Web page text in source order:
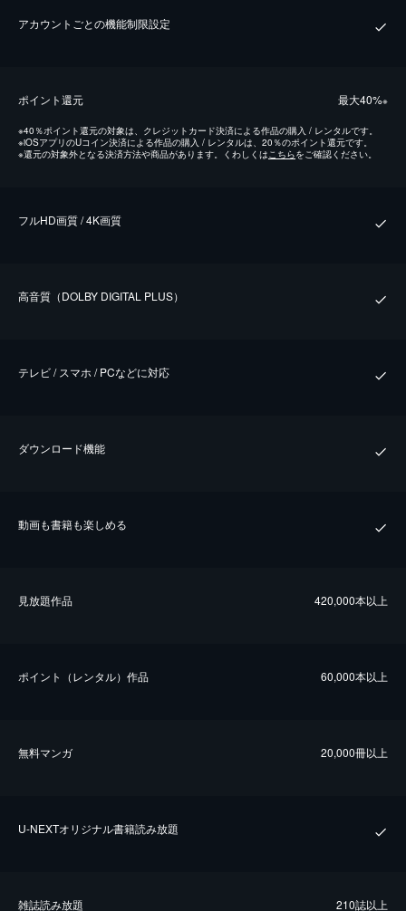
アカウントごとの機能制限設定
ポイント還元 最⼤40%※
※40％ポイント還元の対象は、クレジットカード決済による作品の購入 / レンタルです。
※iOSアプリのUコイン決済による作品の購入 / レンタルは、20％のポイント還元です。
※還元の対象外となる決済方法や商品があります。くわしくはこちらをご確認ください。
フルHD画質 / 4K画質
⾼⾳質（DOLBY DIGITAL PLUS）
テレビ / スマホ / PCなどに対応
ダウンロード機能
動画も書籍も楽しめる
⾒放題作品 420,000本以上
ポイント（レンタル）作品 60,000本以上
無料マンガ 20,000冊以上
U-NEXTオリジナル書籍読み放題
雑誌読み放題 210誌以上